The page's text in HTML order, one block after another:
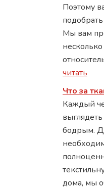
Поэтому
Мы вам
читать
Что за
Каждый
бодрым.
дома, мы